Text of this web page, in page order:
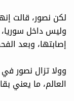
لكن نصور، قالت
وليس داخل
إصابتها، وبعد
وولا تزال نصور
العالم، ما يعني